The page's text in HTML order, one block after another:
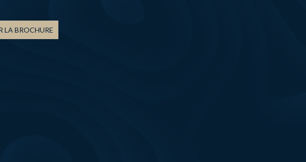
LA BROCHURE